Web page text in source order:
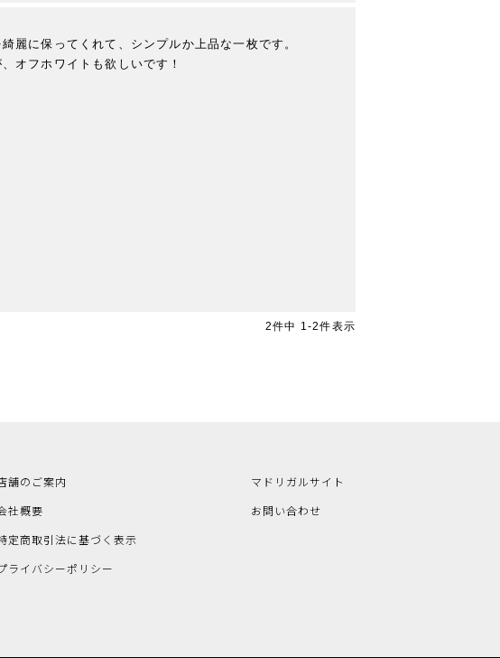
麗に保ってくれて、シンプルか上品な一枚です。
オフホワイトも欲しいです！
2件中 1 -2件表示
舗のご案内
社概要
定商取引法に基づく表示
ライバシーポリシー
マドリガルサイト
お問い合わせ